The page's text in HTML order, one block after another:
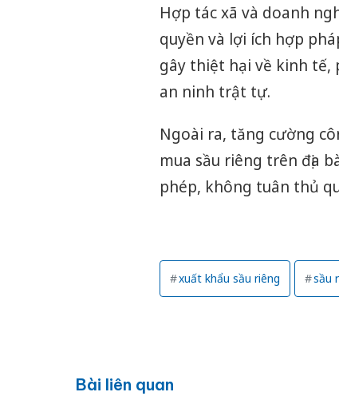
Hợp tác xã và doanh
quyền và lợi ích hợp
gây thiệt hại về kinh tế,
an ninh trật tự.
Ngoài ra, tăng cường
mua sầu riêng trên địa
phép, không tuân thủ
xuất khẩu sầu riêng sầu
Bài liên quan